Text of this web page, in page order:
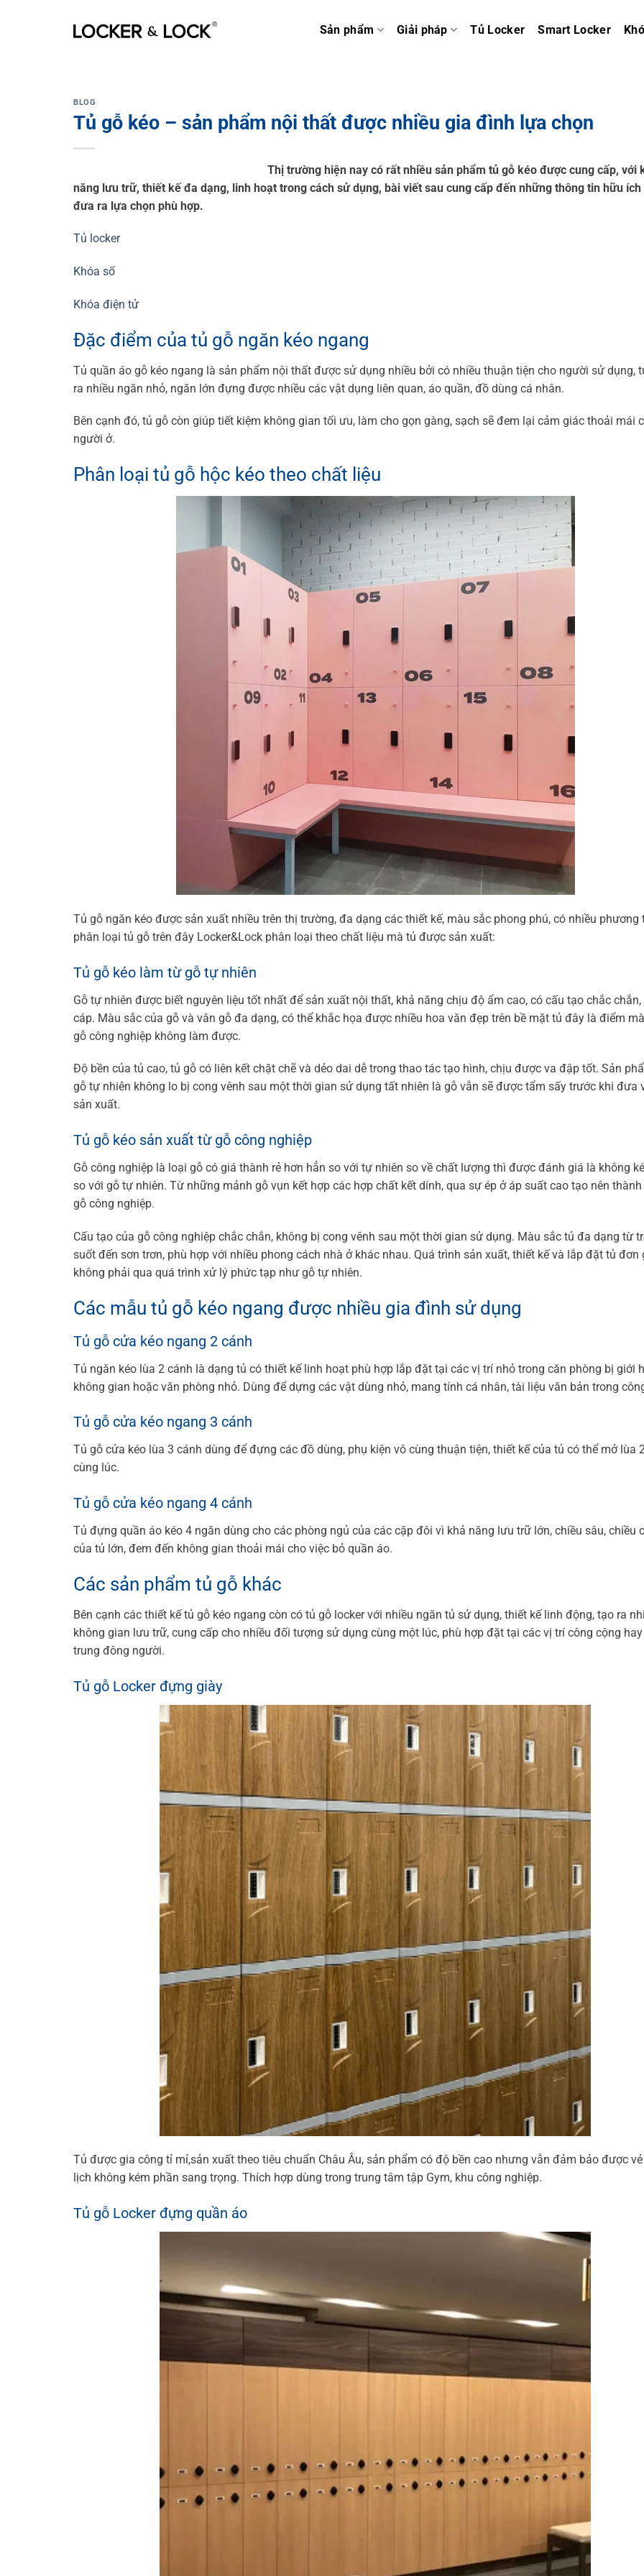
Sản phẩm Giải pháp Tủ Locker Smart Locker
BLOG
Tủ gỗ kéo – sản phẩm nội thất được nhiều gia đình lựa chọn
Thị trường hiện nay có rất nhiều sản phẩm tủ gỗ kéo được cung cấp, với
năng lưu trữ, thiết kế đa dạng, linh hoạt trong cách sử dụng, bài viết sau cung cấp đến những thông tin hữu ích
đưa ra lựa chọn phù hợp.
Tủ locker
Khóa số
Khóa điện tử
Đặc điểm của tủ gỗ ngăn kéo ngang
Tủ quần áo gỗ kéo ngang là sản phẩm nội thất được sử dụng nhiều bởi có nhiều thuận tiện cho người sử dụng,
ra nhiều ngăn nhỏ, ngăn lớn đựng được nhiều các vật dụng liên quan, áo quần, đồ dùng cá nhân.
Bên cạnh đó, tủ gỗ còn giúp tiết kiệm không gian tối ưu, làm cho gọn gàng, sạch sẽ đem lại cảm giác thoải mái
người ở.
Phân loại tủ gỗ hộc kéo theo chất liệu
Tủ gỗ ngăn kéo được sản xuất nhiều trên thị trường, đa dạng các thiết kế, màu sắc phong phú, có nhiều phương
phân loại tủ gỗ trên đây Locker&Lock phân loại theo chất liệu mà tủ được sản xuất:
Tủ gỗ kéo làm từ gỗ tự nhiên
Gỗ tự nhiên được biết nguyên liệu tốt nhất để sản xuất nội thất, khả năng chịu độ ẩm cao, có cấu tạo chắc
cáp. Màu sắc của gỗ và vân gỗ đa dạng, có thể khắc họa được nhiều hoa văn đẹp trên bề mặt tủ đây là điểm
gỗ công nghiệp không làm được.
Độ bền của tủ cao, tủ gỗ có liên kết chặt chẽ và dẻo dai dễ trong thao tác tạo hình, chịu được va đập tốt. Sản
gỗ tự nhiên không lo bị cong vênh sau một thời gian sử dụng tất nhiên là gỗ vẫn sẽ được tẩm sấy trước khi đưa
sản xuất.
Tủ gỗ kéo sản xuất từ gỗ công nghiệp
Gỗ công nghiệp là loại gỗ có giá thành rẻ hơn hẳn so với tự nhiên so về chất lượng thì được đánh giá là không
so với gỗ tự nhiên. Từ những mảnh gỗ vụn kết hợp các hợp chất kết dính, qua sự ép ở áp suất cao tạo nên
gỗ công nghiệp.
Cấu tạo của gỗ công nghiệp chắc chắn, không bị cong vênh sau một thời gian sử dụng. Màu sắc tủ đa dạng từ
suốt đến sơn trơn, phù hợp với nhiều phong cách nhà ở khác nhau. Quá trình sản xuất, thiết kế và lắp đặt tủ đơn
không phải qua quá trình xử lý phức tạp như gỗ tự nhiên.
Các mẫu tủ gỗ kéo ngang được nhiều gia đình sử dụng
Tủ gỗ cửa kéo ngang 2 cánh
Tủ ngăn kéo lùa 2 cánh là dạng tủ có thiết kế linh hoạt phù hợp lắp đặt tại các vị trí nhỏ trong căn phòng bị giới
không gian hoặc văn phòng nhỏ. Dùng để dựng các vật dùng nhỏ, mang tính cá nhân, tài liệu văn bản trong
Tủ gỗ cửa kéo ngang 3 cánh
Tủ gỗ cửa kéo lùa 3 cánh dùng để đựng các đồ dùng, phụ kiện vô cùng thuận tiện, thiết kế của tủ có thể mở lùa
cùng lúc.
Tủ gỗ cửa kéo ngang 4 cánh
Tủ đựng quần áo kéo 4 ngăn dùng cho các phòng ngủ của các cặp đôi vì khả năng lưu trữ lớn, chiều sâu, chiều
của tủ lớn, đem đến không gian thoải mái cho việc bỏ quần áo.
Các sản phẩm tủ gỗ khác
Bên cạnh các thiết kế tủ gỗ kéo ngang còn có tủ gỗ locker với nhiều ngăn tủ sử dụng, thiết kế linh động, tạo ra
không gian lưu trữ, cung cấp cho nhiều đối tượng sử dụng cùng một lúc, phù hợp đặt tại các vị trí công cộng
trung đông người.
Tủ gỗ Locker đựng giày
Tủ được gia công tỉ mỉ,sản xuất theo tiêu chuẩn Châu Âu, sản phẩm có độ bền cao nhưng vẫn đảm bảo được
lịch không kém phần sang trọng. Thích hợp dùng trong trung tâm tập Gym, khu công nghiệp.
Tủ gỗ Locker đựng quần áo